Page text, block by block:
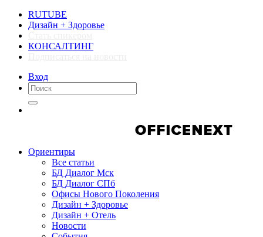
RUTUBE
Дизайн + Здоровье
КОНСАЛТИНГ
Вход
Ориентиры
Все статьи
БД Диалог Мск
БД Диалог СПб
Офисы Нового Поколения
Дизайн + Здоровье
Дизайн + Отель
Новости